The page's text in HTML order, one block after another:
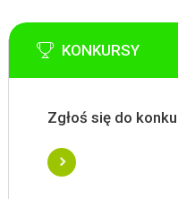
KONKURSY
Zgłoś się do